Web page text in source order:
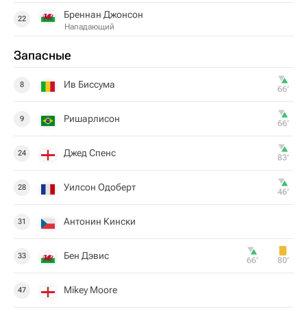
22 Бреннан Джонсон
Нападающий
Запасные
8 Ив Биссума 66‎’‎
9 Ришарлисон 66‎’‎
24 Джед Спенс 83‎’‎
28 Уилсон Одоберт 46‎’‎
31 Антонин Кински
33 Бен Дэвис 66‎’‎ 80‎’‎
47 Mikey Moore